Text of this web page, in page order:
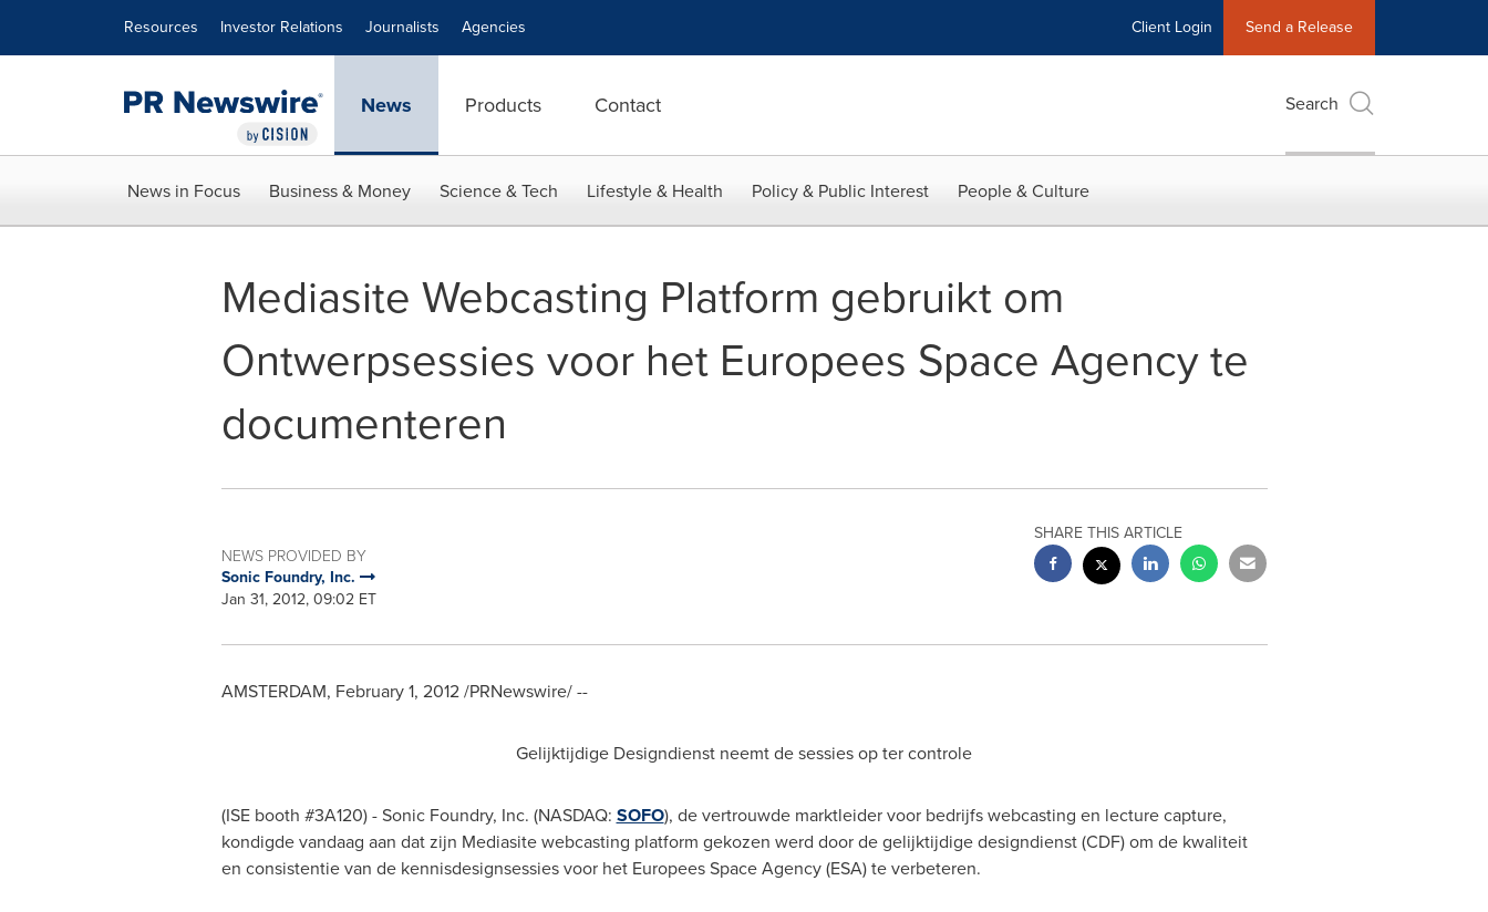
Resources Investor Relations Journalists Agencies Client Login Send a Release
News Products Contact Search
News in Focus Business & Money Science & Tech Lifestyle & Health Policy & Public Interest People & Culture
Mediasite Webcasting Platform gebruikt om
Ontwerpsessies voor het Europees Space Agency te
documenteren
NEWS PROVIDED BY
Sonic Foundry, Inc.
Jan 31, 2012, 09:02 ET
SHARE THIS ARTICLE
AMSTERDAM, February 1, 2012/PRNewswire/ --
Gelijktijdige Designdienst neemt de sessies op ter controle
(ISE booth #3A120) - Sonic Foundry, Inc. (NASDAQ: SOFO), de vertrouwde marktleider voor bedrijfs webcasting en lecture capture,
kondigde vandaag aan dat zijn Mediasite webcasting platform gekozen werd door de gelijktijdige designdienst (CDF) om de kwaliteit
en consistentie van de kennisdesignsessies voor het Europees Space Agency (ESA) te verbeteren.